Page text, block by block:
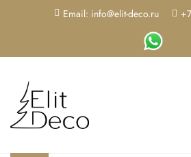
Email: info@elit-deco.ru